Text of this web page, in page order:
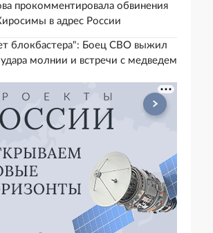
прокомментировала обвинения
в адрес России
блокбастера": Боец СВО выжил
молнии и встречи с медведем